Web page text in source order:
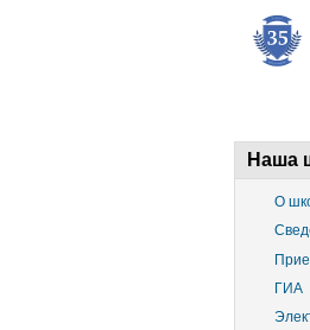
Наша
О
ГИА